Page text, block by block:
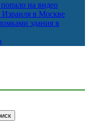
на видео
Израиля в Москве
здания в